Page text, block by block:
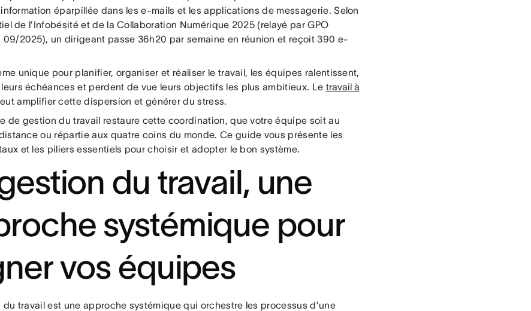
éparpillée dans les e-mails et les applications de messagerie. Selon
de l’Infobésité et de la Collaboration Numérique 2025 (relayé par GPO
09/2025), un dirigeant passe 36h20 par semaine en réunion et reçoit 390 e-
unique pour planifier, organiser et réaliser le travail, les équipes ralentissent,
échéances et perdent de vue leurs objectifs les plus ambitieux. Le travail à
amplifier cette dispersion et générer du stress.
de gestion du travail restaure cette coordination, que votre équipe soit au
ou répartie aux quatre coins du monde. Ce guide vous présente les
et les piliers essentiels pour choisir et adopter le bon système.
du travail, une
systémique pour
vos équipes
du travail est une approche systémique qui orchestre les processus d’une